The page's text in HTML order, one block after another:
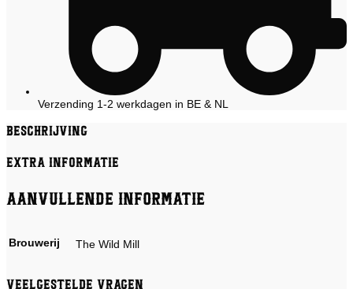
Verzending 1-2 werkdagen in BE & NL
Beschrijving
Extra informatie
Aanvullende informatie
Brouwerij The Wild Mill